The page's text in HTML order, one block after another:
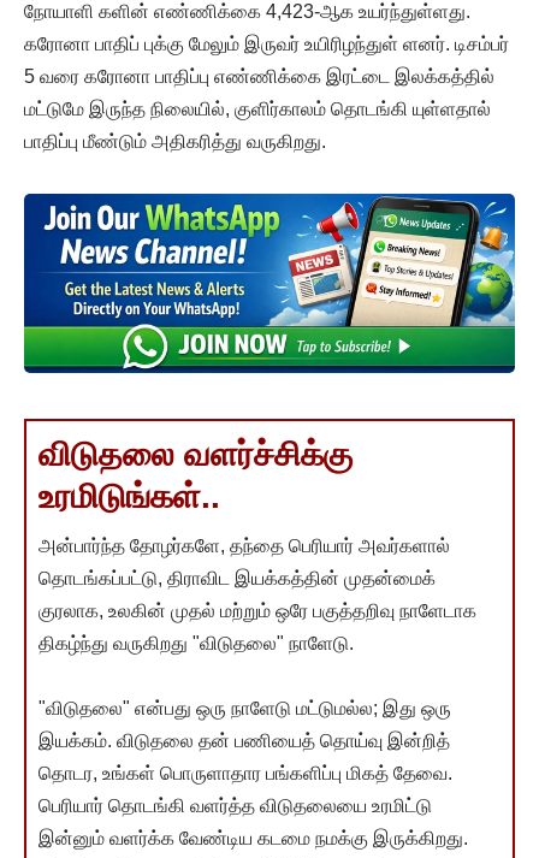
நோயாளி களின் எண்ணிக்கை 4,423-ஆக உயர்ந்துள்ளது.
கரோனா பாதிப் புக்கு மேலும் இருவர் உயிரிழந்துள் ளனர். டிசம்பர்
5 வரை கரோனா பாதிப்பு எண்ணிக்கை இரட்டை இலக்கத்தில்
மட்டுமே இருந்த நிலையில், குளிர்காலம் தொடங்கி யுள்ளதால்
பாதிப்பு மீண்டும் அதிகரித்து வருகிறது.
விடுதலை வளர்ச்சிக்கு
உரமிடுங்கள்..
அன்பார்ந்த தோழர்களே, தந்தை பெரியார் அவர்களால்
தொடங்கப்பட்டு, திராவிட இயக்கத்தின் முதன்மைக்
குரலாக, உலகின் முதல் மற்றும் ஒரே பகுத்தறிவு நாளேடாக
திகழ்ந்து வருகிறது "விடுதலை" நாளேடு.
"விடுதலை" என்பது ஒரு நாளேடு மட்டுமல்ல; இது ஒரு
இயக்கம். விடுதலை தன் பணியைத் தொய்வு இன்றித்
தொடர, உங்கள் பொருளாதார பங்களிப்பு மிகத் தேவை.
பெரியார் தொடங்கி வளர்த்த விடுதலையை உரமிட்டு
இன்னும் வளர்க்க வேண்டிய கடமை நமக்கு இருக்கிறது.